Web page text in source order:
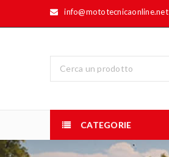
info@mototecnicaonline.net
CATEGORIE